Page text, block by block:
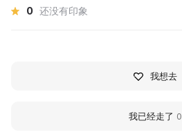
0 还没有印象
我想去
我已经走了 0